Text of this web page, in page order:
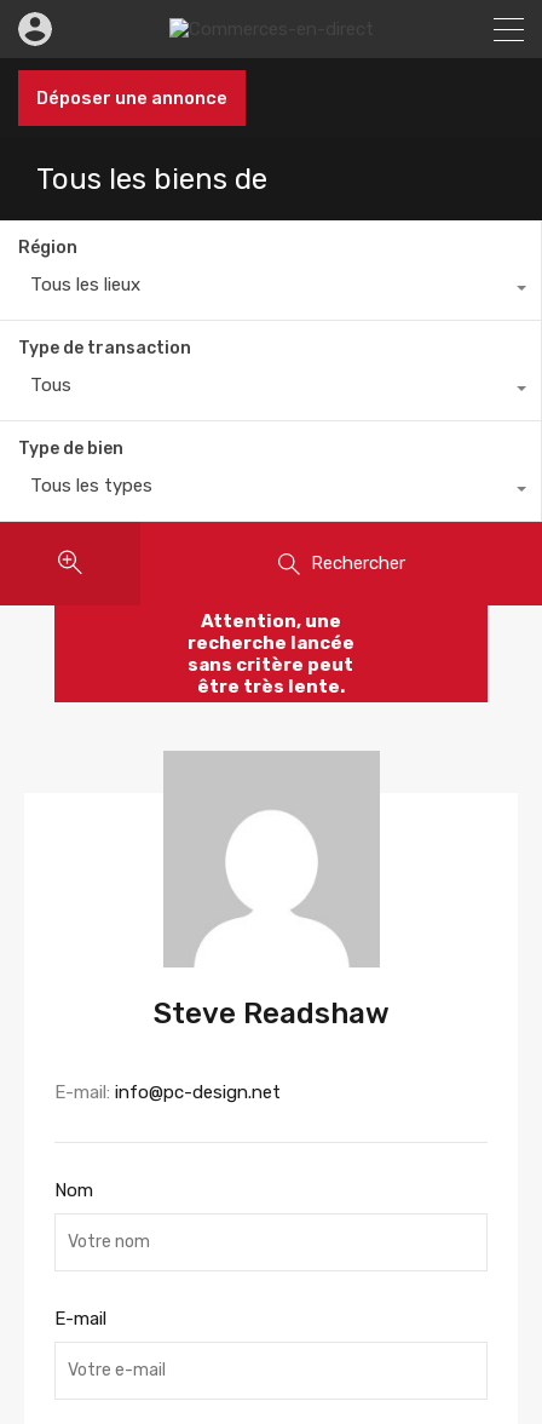
Déposer une annonce
Tous les biens de
Région
Tous les lieux
Type de transaction
Tous
Type de bien
Tous les types
Rechercher
Attention, une
recherche lancée
sans critère peut
être très lente.
Steve Readshaw
E-mail: info@pc-design.net
Nom
E-mail